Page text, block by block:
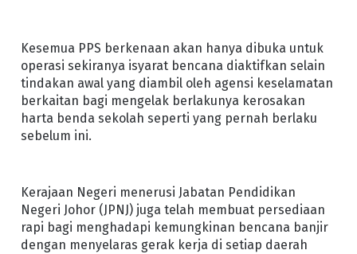
Kesemua PPS berkenaan akan hanya dibuka untuk
operasi sekiranya isyarat bencana diaktifkan selain
tindakan awal yang diambil oleh agensi keselamatan
berkaitan bagi mengelak berlakunya kerosakan
harta benda sekolah seperti yang pernah berlaku
sebelum ini.
Kerajaan Negeri menerusi Jabatan Pendidikan
Negeri Johor (JPNJ) juga telah membuat persediaan
rapi bagi menghadapi kemungkinan bencana banjir
dengan menyelaras gerak kerja di setiap daerah